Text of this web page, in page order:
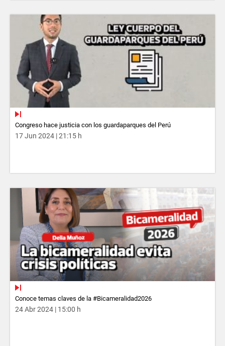
Congreso hace justicia con los guardaparques del Perú
17 Jun 2024 | 21:15 h
Conoce temas claves de la #Bicameralidad2026
24 Abr 2024 | 15:00 h